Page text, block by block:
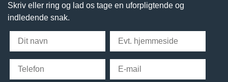
Skriv eller ring og lad os tage en uforpligtende og
indledende snak.